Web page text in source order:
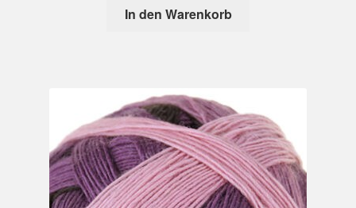
In den Warenkorb